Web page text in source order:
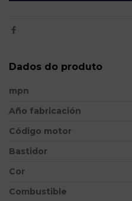
Dados do produto
mpn
Año fabricación
Código motor
Bastidor
Cor
Combustible